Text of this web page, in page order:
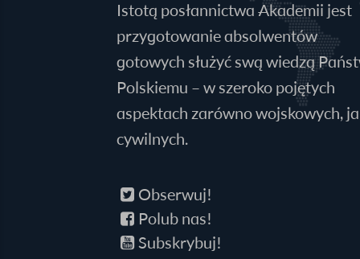
Istotą posłannictwa Akademii jest
przygotowanie absolwentów
gotowych służyć swą wiedzą
Polskiemu – w szeroko pojętych
aspektach zarówno wojskowych,
cywilnych.
Obserwuj!
Polub nas!
Subskrybuj!